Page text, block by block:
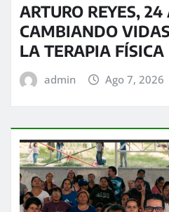
ARTURO REYES, 24
CAMBIANDO
LA TERAPIA FÍSICA
admin Ago 7, 2026